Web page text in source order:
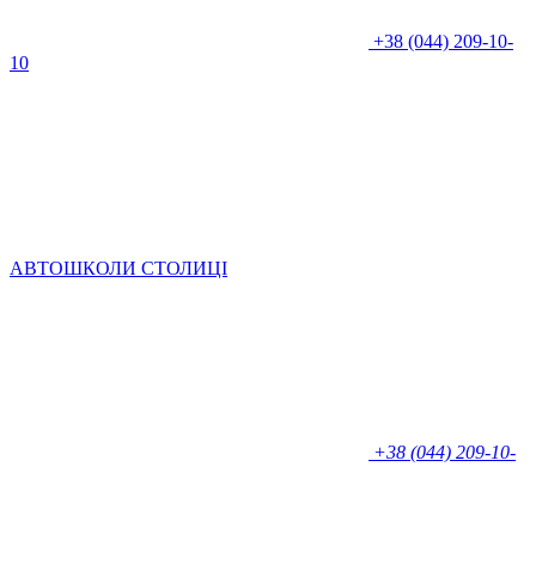
+38 (044) 209-10-
10
АВТОШКОЛИ СТОЛИЦІ
+38 (044) 209-10-